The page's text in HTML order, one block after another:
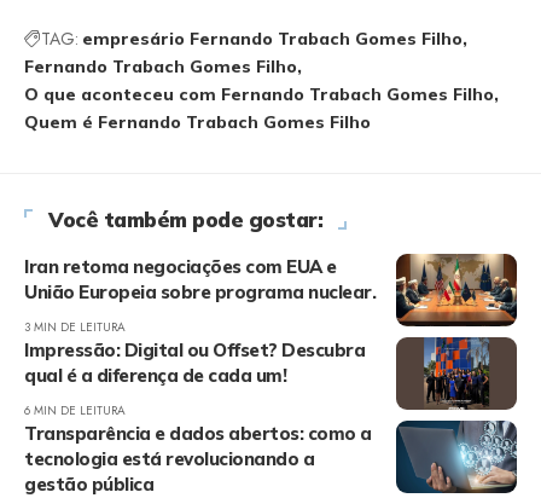
TAG: empresário Fernando Trabach Gomes Filho
Fernando Trabach Gomes Filho
O que aconteceu com Fernando Trabach Gomes Filho
Quem é Fernando Trabach Gomes Filho
Você também pode gostar:
Iran retoma negociações com EUA e
União Europeia sobre programa nuclear.
3 MIN DE LEITURA
Impressão: Digital ou Offset? Descubra
qual é a diferença de cada um!
6 MIN DE LEITURA
Transparência e dados abertos: como a
tecnologia está revolucionando a
gestão pública